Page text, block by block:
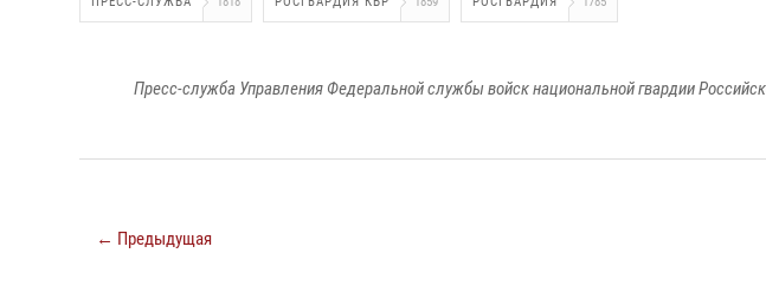
Пресс-служба Управления Федеральной службы войск национальной гвардии
← Предыдущая